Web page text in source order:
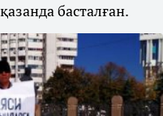
басталған.